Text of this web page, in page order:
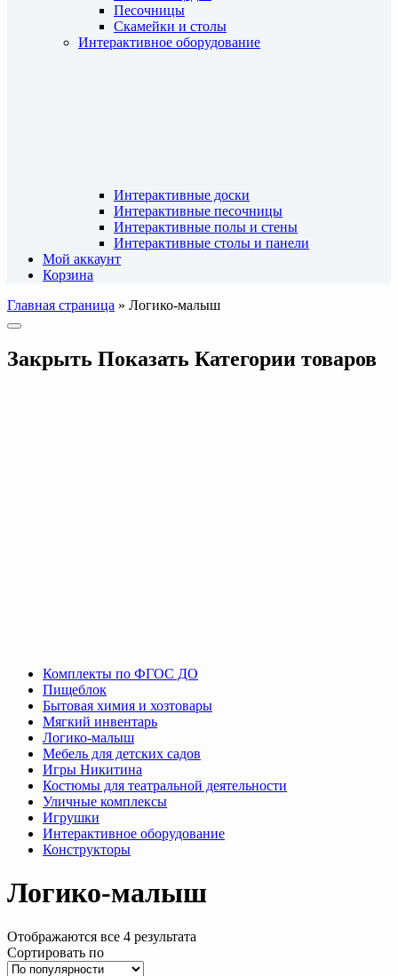
Песочницы
Скамейки и столы
Интерактивное оборудование
Интерактивные доски
Интерактивные песочницы
Интерактивные полы и стены
Интерактивные столы и панели
Мой аккаунт
Корзина
Главная страница » Логико-малыш
Закрыть Показать Категории товаров
Комплекты по ФГОС ДО
Пищеблок
Бытовая химия и хозтовары
Мягкий инвентарь
Логико-малыш
Мебель для детских садов
Игры Никитина
Костюмы для театральной деятельности
Уличные комплексы
Игрушки
Интерактивное оборудование
Конструкторы
Логико-малыш
Отображаются все 4 результата
Сортировать по